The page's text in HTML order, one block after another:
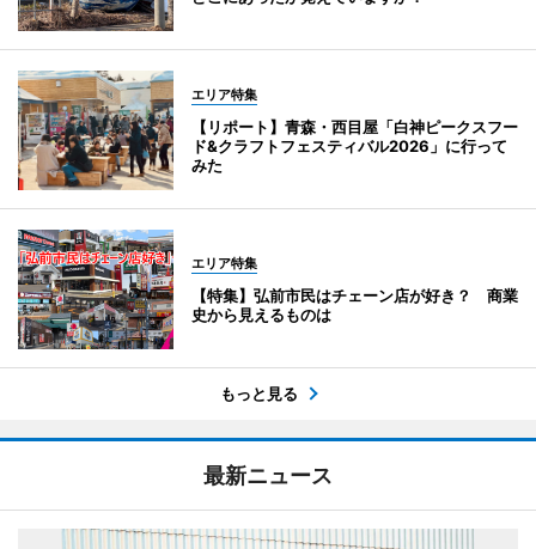
エリア特集
【リポート】青森・西目屋「白神ピークスフー
ド&クラフトフェスティバル2026」に行って
みた
エリア特集
【特集】弘前市民はチェーン店が好き？ 商業
史から見えるものは
もっと見る
最新ニュース